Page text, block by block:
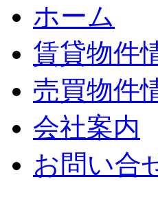
ホーム
賃貸物件
売買物件
会社案内
お問い合